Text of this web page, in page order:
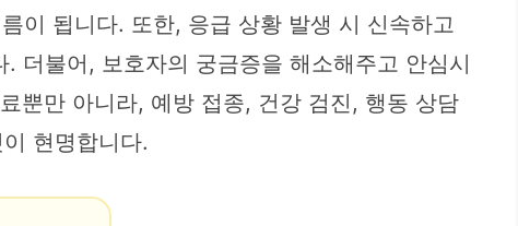
이 됩니다. 또한, 응급 상황 발생 시 신속하고
더불어, 보호자의 궁금증을 해소해주고 안심시
뿐만 아니라, 예방 접종, 건강 검진, 행동 상담
현명합니다.